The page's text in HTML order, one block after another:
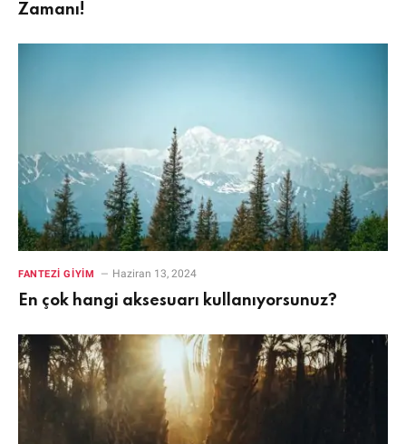
Zamanı!
FANTEZI GIYIM Haziran 13, 2024
En çok hangi aksesuarı kullanıyorsunuz?